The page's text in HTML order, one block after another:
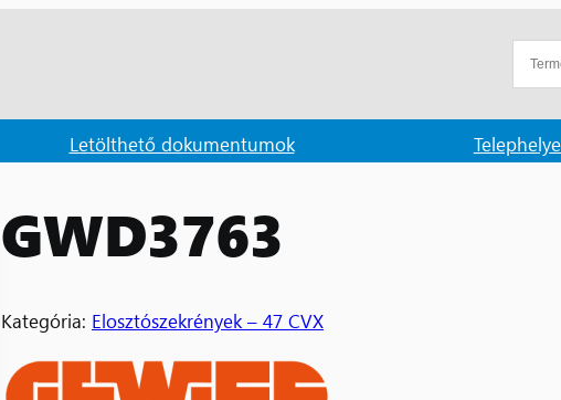
Letölthető dokumentumok
GWD3763
Kategória: Elosztószekrények – 47 CVX